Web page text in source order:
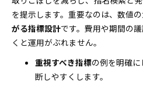
を提示します。重要なのは、数値
がる指標設計です。費用や期間の
くと運用がぶれません。
重視すべき指標の例を明確
断しやすくします。